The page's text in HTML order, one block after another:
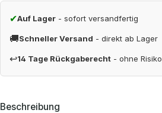
✔Auf Lager - sofort versandfertig
🚚Schneller Versand - direkt ab Lager
↩14 Tage Rückgaberecht - ohne Risiko
Beschreibung